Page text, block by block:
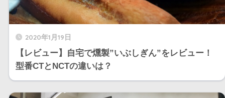
2020年1月19日
【レビュー】自宅で燻製”いぶしぎん”をレビュー！
型番CTとNCTの違いは？